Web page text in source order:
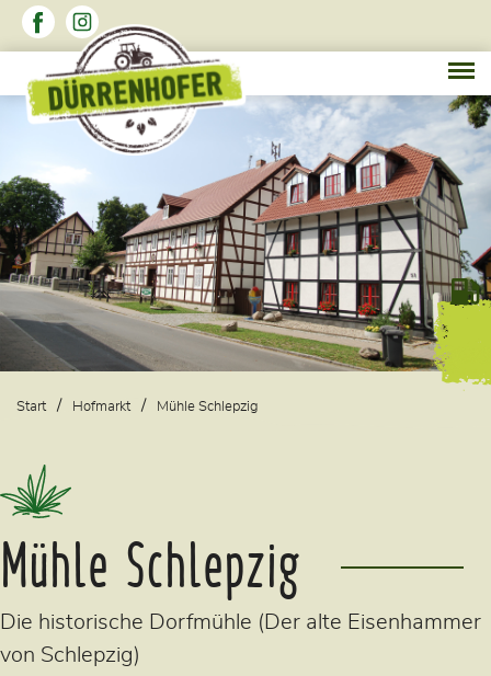
Start Hofmarkt Mühle Schlepzig
Mühle Schlepzig
Die historische Dorfmühle (Der alte Eisenhammer
von Schlepzig)